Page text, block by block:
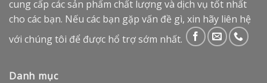
cung cấp các sản phẩm chất lượng và dịch vụ tốt nhất
cho các bạn. Nếu các bạn gặp vấn đề gì, xin hãy liên hệ
với chúng tôi để được hổ trợ sớm nhất.
Danh mục